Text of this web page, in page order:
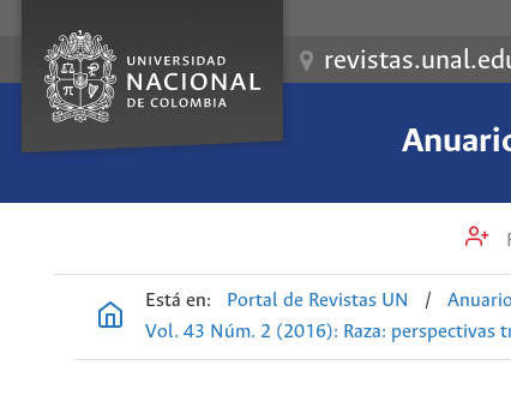
Está en: Portal de Revistas UN /
Vol. 43 Núm. 2 (2016): Raza: perspectivas